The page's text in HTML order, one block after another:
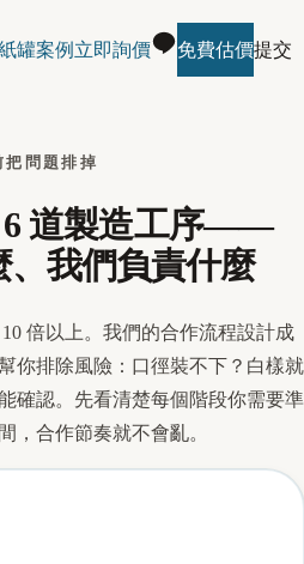
罐案例 立即詢價 免費估價提交
問題排掉
6 道製造工序——
我們負責什麼
倍以上。我們的合作流程設計成
你排除風險：口徑裝不下？白樣就
確認。先看清楚每個階段你需要準
，合作節奏就不會亂。